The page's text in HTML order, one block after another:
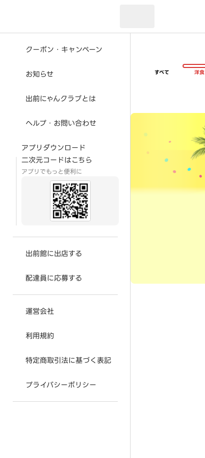
クーポン・キャンペーン
お知らせ
出前にゃんクラブとは
ヘルプ・お問い合わせ
アプリダウンロード
二次元コードはこちら
アプリでもっと便利に
出前館に出店する
配達員に応募する
運営会社
利用規約
特定商取引法に基づく表記
プライバシーポリシー
すべて 洋食
超ゴイゴイヤスー夏祭